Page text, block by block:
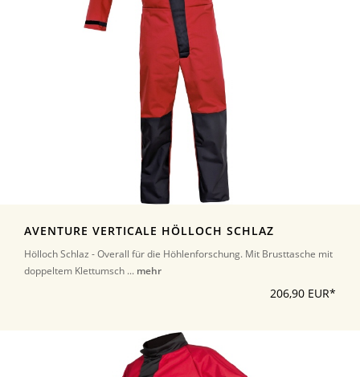
AVENTURE VERTICALE HÖLLOCH SCHLAZ
Hölloch Schlaz - Overall für die Höhlenforschung. Mit Brusttasche mit
doppeltem Klettumsch ... mehr
206,90 EUR*